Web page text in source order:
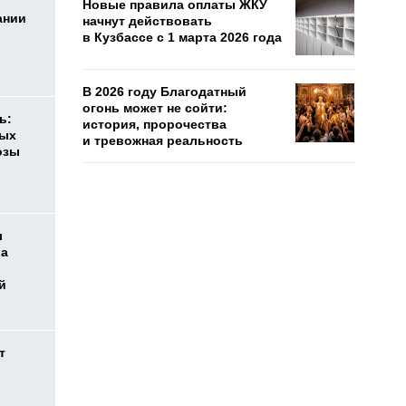
Новые правила оплаты ЖКУ
начнут действовать
в Кузбассе с 1 марта 2026 года
В 2026 году Благодатный
огонь может не сойти:
история, пророчества
и тревожная реальность